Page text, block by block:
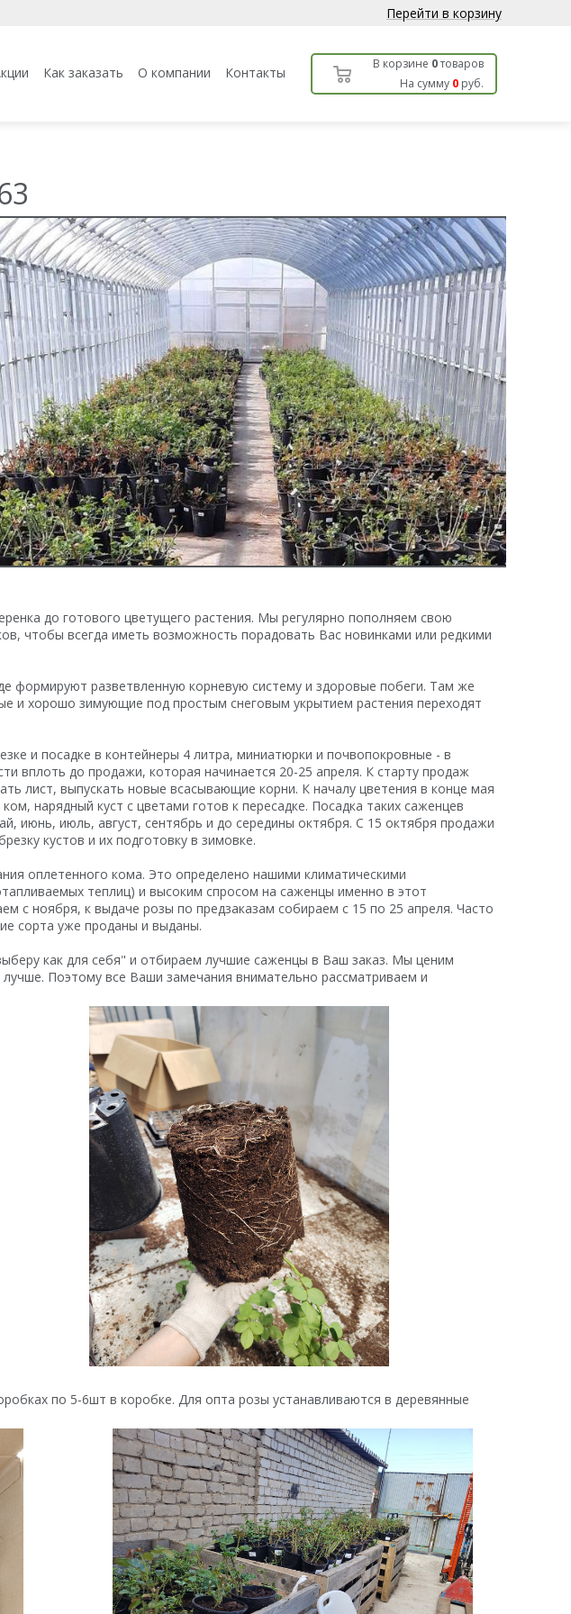
Перейти в корзину
Как заказать О компании Контакты В корзине 0товаров
На сумму 0 руб.
до готового цветущего растения. Мы регулярно пополняем свою
чтобы всегда иметь возможность порадовать Вас новинками или редкими
формируют разветвленную корневую систему и здоровые побеги. Там же
и хорошо зимующие под простым снеговым укрытием растения переходят
и посадке в контейнеры 4 литра, миниатюрки и почвопокровные - в
вплоть до продажи, которая начинается 20-25 апреля. К старту продаж
лист, выпускать новые всасывающие корни. К началу цветения в конце мая
нарядный куст с цветами готов к пересадке. Посадка таких саженцев
июнь, июль, август, сентябрь и до середины октября. С 15 октября продажи
кустов и их подготовку в зимовке.
оплетенного кома. Это определено нашими климатическими
теплиц) и высоким спросом на саженцы именно в этот
с ноября, к выдаче розы по предзаказам собираем с 15 по 25 апреля. Часто
сорта уже проданы и выданы.
как для себя" и отбираем лучшие саженцы в Ваш заказ. Мы ценим
Поэтому все Ваши замечания внимательно рассматриваем и
по 5-6шт в коробке. Для опта розы устанавливаются в деревянные